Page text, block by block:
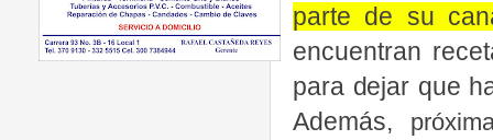
parte de su
encuentran
para dejar que
Además,